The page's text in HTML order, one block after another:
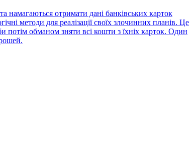
отримати дані банківських карток
методи для реалізації своїх злочинних планів. Це
потім обманом зняти всі кошти з їхніх карток. Один